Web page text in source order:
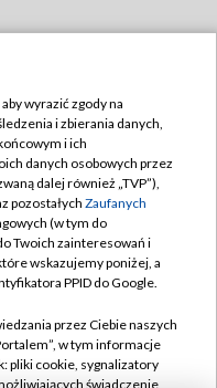
wyrazić zgody na
i zbierania danych,
i ich
danych osobowych przez
dalej również „TVP”),
pozostałych Zaufanych
(w tym do
Twoich zainteresowań i
wskazujemy poniżej, a
PPID do Google.
przez Ciebie naszych
w tym informacje
pliki cookie, sygnalizatory
świadczenie